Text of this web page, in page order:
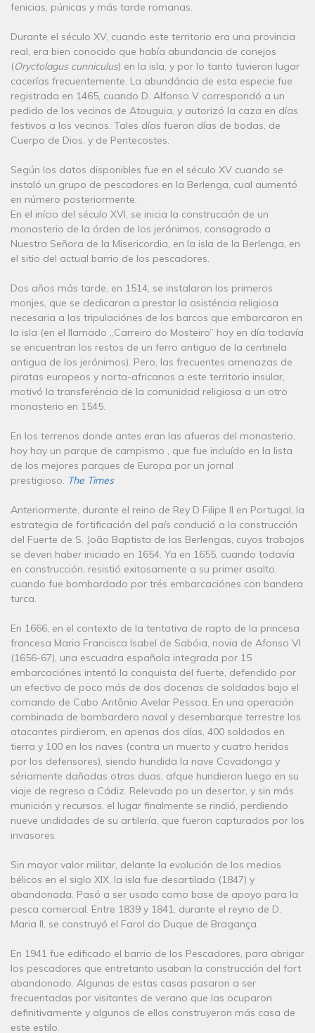
fenicias, púnicas y más tarde romanas.
Durante el século XV, cuando este territorio era una provincia
real, era bien conocido que había abundancia de conejos
(Oryctolagus cunniculus) en la isla, y por lo tanto tuvieron lugar
cacerías frecuentemente. La abundáncia de esta especie fue
registrada en 1465, cuando D. Alfonso V correspondó a un
pedido de los vecinos de Atouguia, y autorizó la caza en días
festivos a los vecinos. Tales días fueron días de bodas, de
Cuerpo de Dios, y de Pentecostes.
Según los datos disponibles fue en el século XV cuando se
instaló un grupo de pescadores en la Berlenga, cual aumentó
en número posteriormente.
En el início del século XVI, se inicia la construcción de un
monasterio de la órden de los jerónimos, consagrado a
Nuestra Señora de la Misericordia, en la isla de la Berlenga, en
el sitio del actual barrio de los pescadores.
Dos años más tarde, en 1514, se instalaron los primeros
monjes, que se dedicaron a prestar la asisténcia religiosa
necesaria a las tripulaciónes de los barcos que embarcaron en
la isla (en el llamado „Carreiro do Mosteiro” hoy en día todavía
se encuentran los restos de un ferro antiguo de la centinela
antigua de los jerónimos). Pero, las frecuentes amenazas de
piratas europeos y norta-africanos a este territorio insular,
motivó la transferéncia de la comunidad religiosa a un otro
monasterio en 1545.
En los terrenos donde antes eran las afueras del monasterio,
hoy hay un parque de campismo , que fue incluído en la lista
de los mejores parques de Europa por un jornal
prestigioso. The Times
Anteriormente, durante el reino de Rey D Filipe II en Portugal, la
estrategia de fortificación del país condució a la construcción
del Fuerte de S. João Baptista de las Berlengas, cuyos trabajos
se deven haber iniciado en 1654. Ya en 1655, cuando todavía
en construcción, resistió exitosamente a su primer asalto,
cuando fue bombardado por trés embarcaciónes con bandera
turca.
En 1666, en el contexto de la tentativa de rapto de la princesa
francesa Maria Francisca Isabel de Sabóia, novia de Afonso VI
(1656-67), una escuadra española integrada por 15
embarcaciónes intentó la conquista del fuerte, defendido por
un efectivo de poco más de dos docenas de soldados bajo el
comando de Cabo Antônio Avelar Pessoa. En una operación
combinada de bombardero naval y desembarque terrestre los
atacantes pirdierom, en apenas dos días, 400 soldados en
tierra y 100 en los naves (contra un muerto y cuatro heridos
por los defensores), siendo hundida la nave Covadonga y
sériamente dañadas otras duas, afque hundieron luego en su
viaje de regreso a Cádiz. Relevado po un desertor, y sin más
munición y recursos, el lugar finalmente se rindió, perdiendo
nueve undidades de su artilería, que fueron capturados por los
invasores.
Sin mayor valor militar, delante la evolución de los medios
bélicos en el siglo XIX, la isla fue desartilada (1847) y
abandonada. Pasó a ser usado como base de apoyo para la
pesca comercial. Entre 1839 y 1841, durante el reyno de D.
Maria II, se construyó el Farol do Duque de Bragança.
En 1941 fue edificado el barrio de los Pescadores, para abrigar
los pescadores que entretanto usaban la construcción del fort
abandonado. Algunas de estas casas pasaron a ser
frecuentadas por visitantes de verano que las ocuparon
definitivamente y algunos de ellos construyeron más casa de
este estilo.